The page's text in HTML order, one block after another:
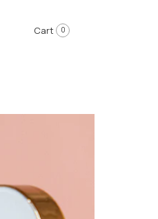
Cart 0